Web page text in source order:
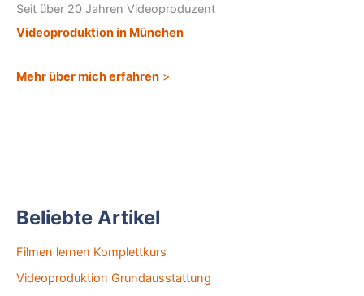
Seit über 20 Jahren Videoproduzent
Videoproduktion in München
Mehr über mich erfahren >
Beliebte Artikel
Filmen lernen Komplettkurs
Videoproduktion Grundausstattung